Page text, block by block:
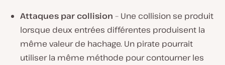
Attaques par collision – Une collision se produit
lorsque deux entrées différentes produisent la
même valeur de hachage. Un pirate pourrait
utiliser la même méthode pour contourner les